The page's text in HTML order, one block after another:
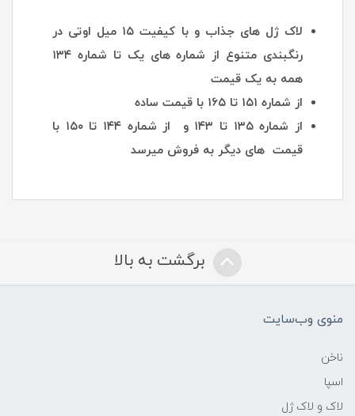
لاک ژل های جذاب و با کیفیت ۱۵ میل اوتی در
رنگبندی متنوع از شماره های یک تا شماره ۱۳۴
همه به یک قیمت
از شماره ۱۵۱ تا ۱۶۵ با قیمت ساده
از شماره ۱۳۵ تا ۱۴۳ و از شماره ۱۴۴ تا ۱۵۰ با
قیمت های دیگر به فروش میرسد
برگشت به بالا
منوی وب‌سایت
ناخن
اسپا
لاک و لاک ژل